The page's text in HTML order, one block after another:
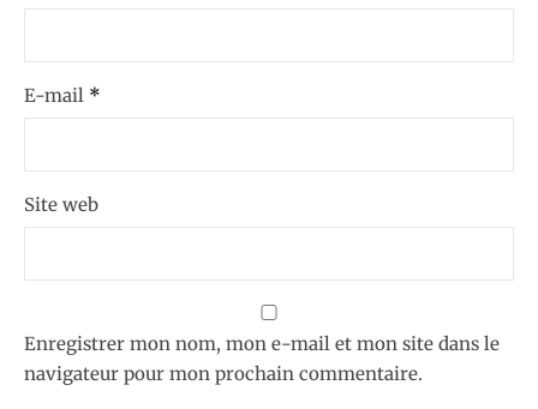
E-mail *
Site web
Enregistrer mon nom, mon e-mail et mon site dans le
navigateur pour mon prochain commentaire.